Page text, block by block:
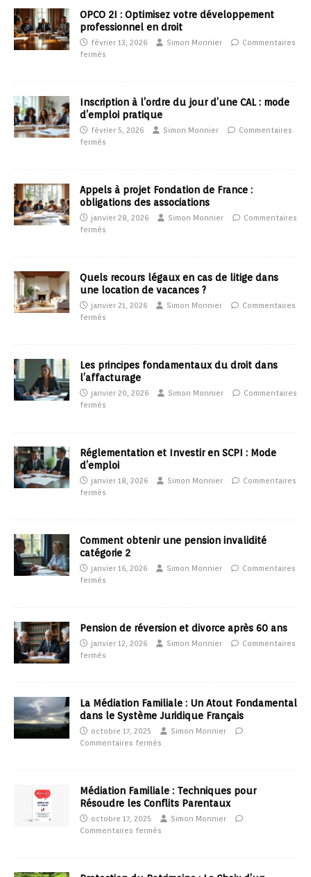
OPCO 2I : Optimisez votre développement
professionnel en droit
février 13, 2026 Simon Monnier
Commentaires
fermés
Inscription à l’ordre du jour d’une CAL : mode
d’emploi pratique
février 5, 2026 Simon Monnier
Commentaires
fermés
Appels à projet Fondation de France :
obligations des associations
janvier 28, 2026 Simon Monnier
Commentaires
fermés
Quels recours légaux en cas de litige dans
une location de vacances ?
janvier 21, 2026 Simon Monnier
Commentaires
fermés
Les principes fondamentaux du droit dans
l’affacturage
janvier 20, 2026 Simon Monnier
Commentaires
fermés
Réglementation et Investir en SCPI : Mode
d’emploi
janvier 18, 2026 Simon Monnier
Commentaires
fermés
Comment obtenir une pension invalidité
catégorie 2
janvier 16, 2026 Simon Monnier
Commentaires
fermés
Pension de réversion et divorce après 60 ans
janvier 12, 2026 Simon Monnier
Commentaires
fermés
La Médiation Familiale : Un Atout Fondamental
dans le Système Juridique Français
octobre 17, 2025
Simon Monnier
Commentaires fermés
Médiation Familiale : Techniques pour
Résoudre les Conflits Parentaux
octobre 17, 2025
Simon Monnier
Commentaires fermés